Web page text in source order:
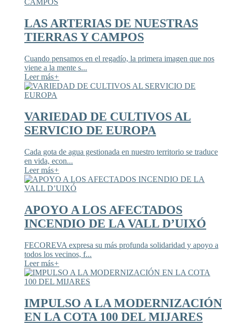
LAS ARTERIAS DE NUESTRAS
TIERRAS Y CAMPOS
Cuando pensamos en el regadío, la primera imagen que nos
viene a la mente s...
Leer más+
VARIEDAD DE CULTIVOS AL
SERVICIO DE EUROPA
Cada gota de agua gestionada en nuestro territorio se traduce
en vida, econ...
Leer más+
APOYO A LOS AFECTADOS
INCENDIO DE LA VALL D’UIXÓ
FECOREVA expresa su más profunda solidaridad y apoyo a
todos los vecinos, f...
Leer más+
IMPULSO A LA MODERNIZACIÓN
EN LA COTA 100 DEL MIJARES